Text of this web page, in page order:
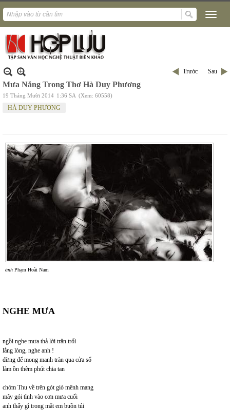
Trước Sau
Mưa Nắng Trong Thơ Hà Duy Phương
19 Tháng Mười 2014 1:36 SA (Xem: 60558)
HÀ DUY PHƯƠNG
ảnh Phạm Hoài Nam
NGHE MƯA
ngồi nghe mưa thả lời trăn trối
lắng lòng, nghe anh !
đừng để mong manh tràn qua cửa sổ
làm ồn thêm phút chia tan
chớm Thu về trên gót gió mênh mang
mây gói tình vào cơn mưa cuối
anh thấy gì trong mắt em buồn tủi